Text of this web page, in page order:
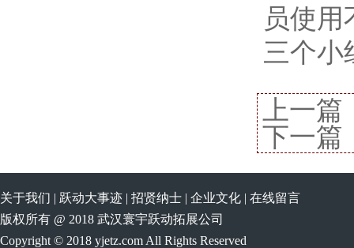
员使
三个小
上一篇
下一篇
关于我们 | 跃动大事迹 | 招贤纳士 | 企业文化 | 在线留言
版权所有 @ 2018 武汉寰宇跃动拓展公司
Copyright © 2018 yjetz.com All Rights Reserved